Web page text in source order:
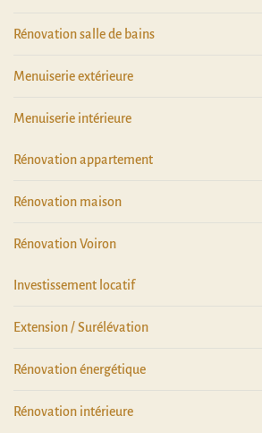
Rénovation salle de bains
Menuiserie extérieure
Menuiserie intérieure
Rénovation appartement
Rénovation maison
Rénovation Voiron
Investissement locatif
Extension / Surélévation
Rénovation énergétique
Rénovation intérieure